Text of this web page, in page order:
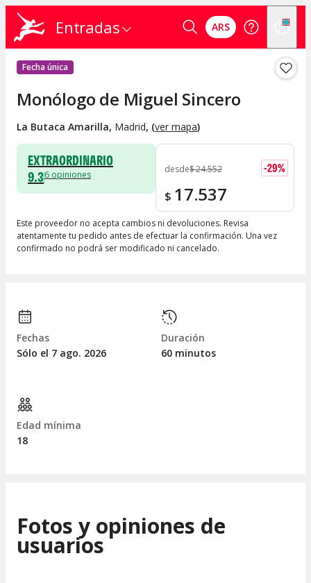
Entradas ARS
Fecha única
Monólogo de Miguel Sincero
La Butaca Amarilla, Madrid, (ver mapa)
EXTRAORDINARIO
9.36 opiniones desde$24.552 -29%
$ 17.537
Este proveedor no acepta cambios ni devoluciones. Revisa
atentamente tu pedido antes de efectuar la confirmación. Una vez
confirmado no podrá ser modificado ni cancelado.
Fechas
Sólo el 7 ago. 2026
Duración
60 minutos
Edad mínima
18
Fotos y opiniones de
usuarios